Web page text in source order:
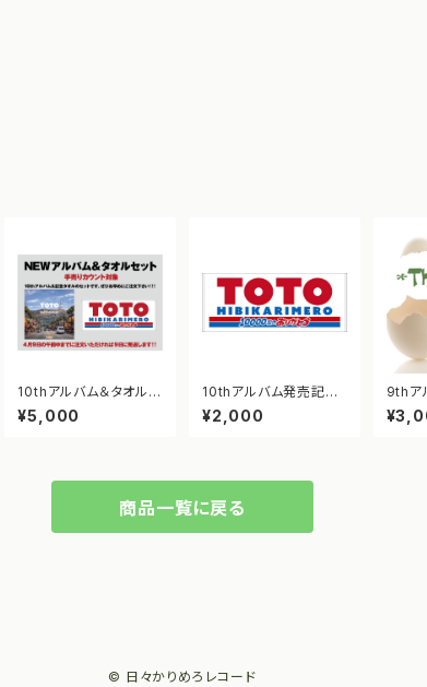
10thアルバム＆タオルの
セット（アルバム手売り
カウント対象）
¥5,000
10thアルバム発売記念
TOTOタオル
¥2,000
9thアル
ou
商品一覧に戻る
© 日々かりめろレコード